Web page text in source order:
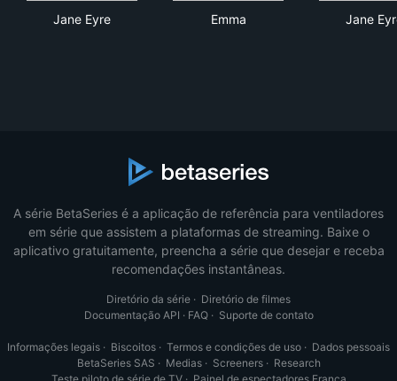
Jane Eyre Emma Jane
A série BetaSeries é a aplicação de referência para ventiladores
em série que assistem a plataformas de streaming. Baixe o
aplicativo gratuitamente, preencha a série que desejar e receba
recomendações instantâneas.
Diretório da série · Diretório de filmes
Documentação API · FAQ· Suporte de contato
Informações legais · Biscoitos · Termos e condições de uso · Dados pessoais
BetaSeries SAS · Medias· Screeners· Research
Teste piloto de série de TV· Painel de espectadores França